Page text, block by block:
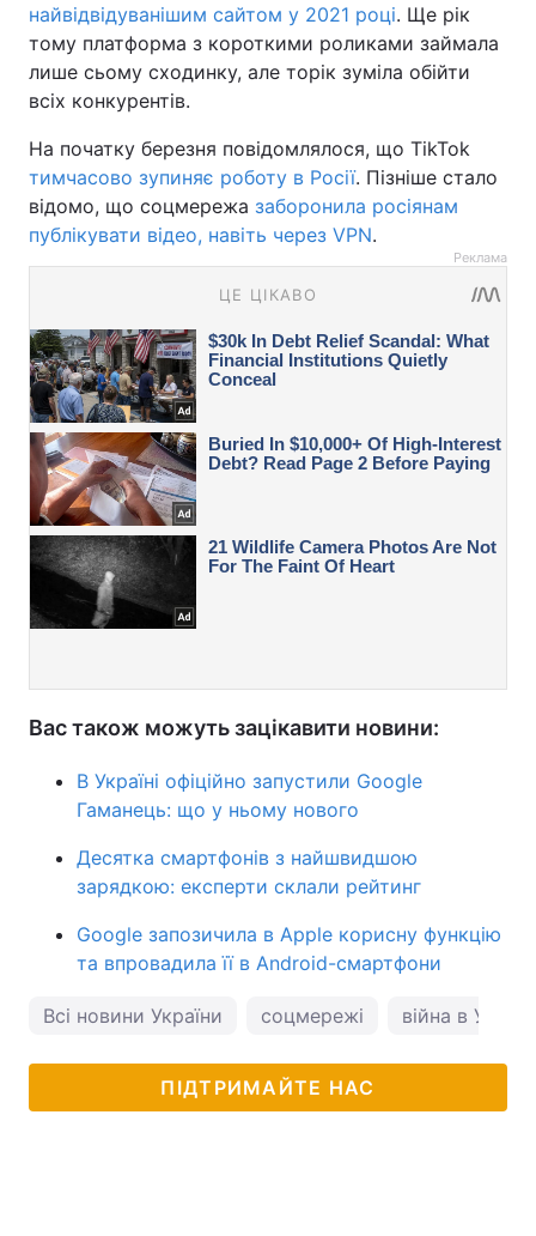
найвідвідуванішим сайтом у 2021 році. Ще рік
тому платформа з короткими роликами займала
лише сьому сходинку, але торік зуміла обійти
всіх конкурентів.
На початку березня повідомлялося, що TikTok
тимчасово зупиняє роботу в Росії. Пізніше стало
відомо, що соцмережа заборонила росіянам
публікувати відео, навіть через VPN.
Реклама
Вас також можуть зацікавити новини:
В Україні офіційно запустили Google
Гаманець: що у ньому нового
Десятка смартфонів з найшвидшою
зарядкою: експерти склали рейтинг
Google запозичила в Apple корисну функцію
та впровадила її в Android-смартфони
Всі новини України соцмережі війна в
ПІДТРИМАЙТЕ НАС